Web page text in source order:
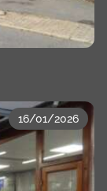
16/01/2026